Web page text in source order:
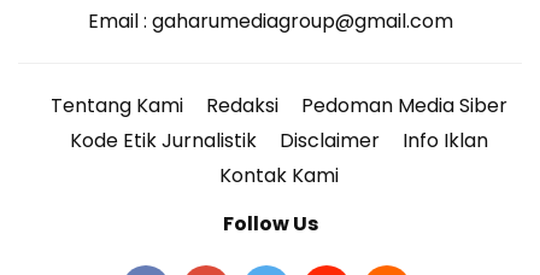
Email : gaharumediagroup@gmail.com
Tentang Kami Redaksi
Pedoman Media Siber
Kode Etik Jurnalistik
Disclaimer
Info Iklan
Kontak Kami
Follow Us